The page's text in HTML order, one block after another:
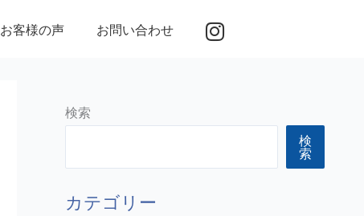
お客様の声 お問い合わせ
検索
検
索
カテゴリー